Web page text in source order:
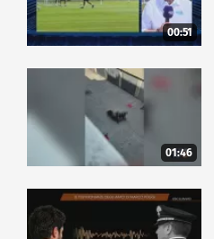
00:51
01:46